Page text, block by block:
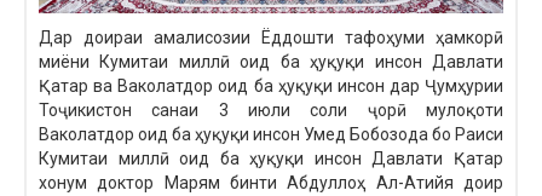
Дар доираи амалисозии Ёддошти тафоҳуми ҳамкорӣ
миёни Кумитаи миллӣ оид ба ҳуқуқи инсон Давлати
Қатар ва Ваколатдор оид ба ҳуқуқи инсон дар Ҷумҳурии
Тоҷикистон санаи 3 июли соли ҷорӣ мулоқоти
Ваколатдор оид ба ҳуқуқи инсон Умед Бобозода бо Раиси
Кумитаи миллӣ оид ба ҳуқуқи инсон Давлати Қатар
хонум доктор Марям бинти Абдуллоҳ Ал-Атийя доир